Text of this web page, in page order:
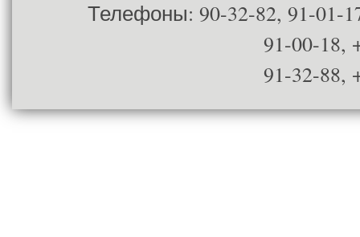
Телефоны: 90-32-82, 91-01-
91-00-18,
91-32-88,